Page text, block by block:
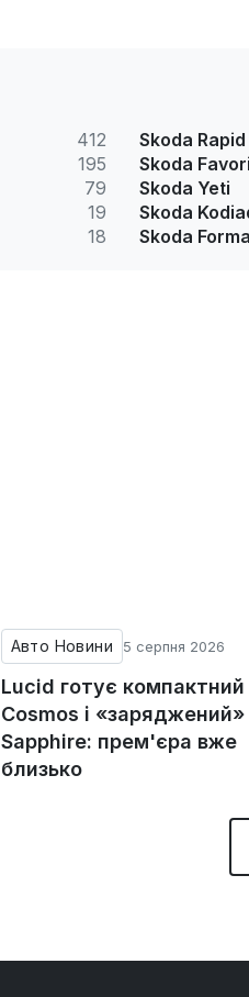
412
195
79
19
18
Skoda Rapid
Skoda
Skoda Yeti
Skoda
Skoda
Авто Новини 5 серпня 2026
Lucid готує компактний
Cosmos і
Sapphire: прем'єра вже
близько